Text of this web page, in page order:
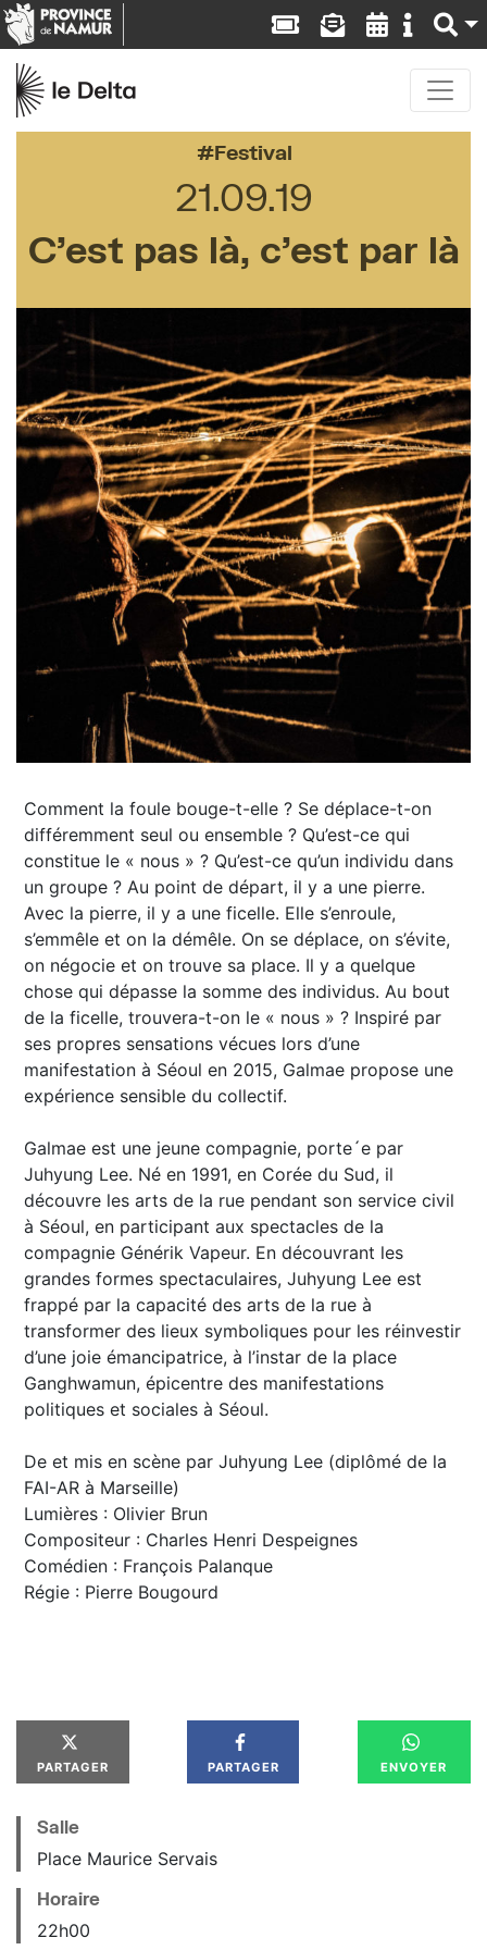
Festival
21.09.19
C’est pas là, c’est par là
Comment la foule bouge-t-elle ? Se déplace-t-on
différemment seul ou ensemble ? Qu’est-ce qui
constitue le « nous » ? Qu’est-ce qu’un individu dans
un groupe ? Au point de départ, il y a une pierre.
Avec la pierre, il y a une ficelle. Elle s’enroule,
s’emmêle et on la démêle. On se déplace, on s’évite,
on négocie et on trouve sa place. Il y a quelque
chose qui dépasse la somme des individus. Au bout
de la ficelle, trouvera-t-on le « nous » ? Inspiré par
ses propres sensations vécues lors d’une
manifestation à Séoul en 2015, Galmae propose une
expérience sensible du collectif.
Galmae est une jeune compagnie, porte´e par
Juhyung Lee. Né en 1991, en Corée du Sud, il
découvre les arts de la rue pendant son service civil
à Séoul, en participant aux spectacles de la
compagnie Générik Vapeur. En découvrant les
grandes formes spectaculaires, Juhyung Lee est
frappé par la ca­pacité des arts de la rue à
transformer des lieux symboliques pour les réinvestir
d’une joie émanci­patrice, à l’instar de la place
Ganghwamun, épicentre des manifestations
politiques et sociales à Séoul.
De et mis en scène par Juhyung Lee (diplômé de la
FAI-AR à Marseille)
Lumières : Olivier Brun
Compositeur : Charles Henri Despeignes
Comédien : François Palanque
Régie : Pierre Bougourd
PARTAGER PARTAGER ENVOYER
Salle
Place Maurice Servais
Horaire
22h00